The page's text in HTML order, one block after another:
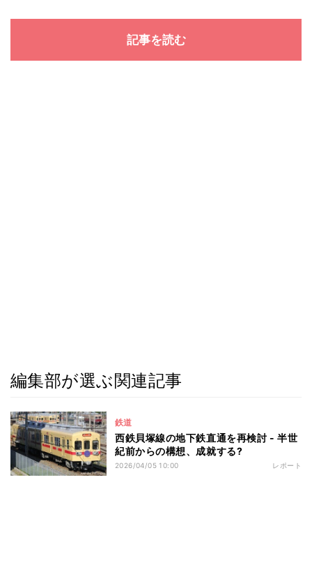
記事を読む
編集部が選ぶ関連記事
鉄道
西鉄貝塚線の地下鉄直通を再検討 - 半世
紀前からの構想、成就する?
2026/04/05 10:00 レポート